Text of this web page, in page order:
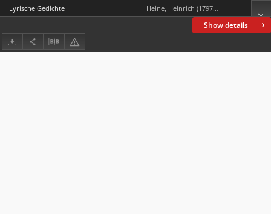
Show details
Lyrische Gedichte Heine, Heinrich (1797-1856)